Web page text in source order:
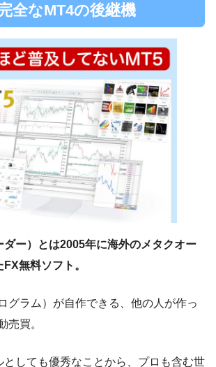
全なMT4の後継機
ダー）とは2005年に海外のメタクオー
無料ソフト。
グラム）が自作できる、他の人が作っ
売買。
としても優秀なことから、プロも含む世